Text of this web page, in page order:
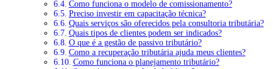
Como funciona o modelo de comissionamento?
Preciso investir em capacitação técnica?
Quais serviços são oferecidos pela consultoria tributária?
Quais tipos de clientes podem ser indicados?
O que é a gestão de passivo tributário?
Como a recuperação tributária ajuda meus clientes?
Como funciona o planejamento tributário?